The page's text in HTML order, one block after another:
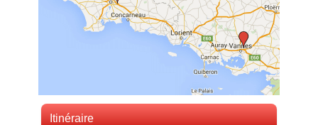
Itinéraire